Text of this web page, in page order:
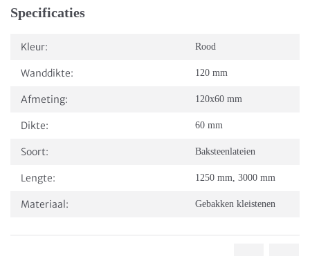
Specificaties
Kleur: Rood
Wanddikte: 120 mm
Afmeting: 120x60 mm
Dikte: 60 mm
Soort: Baksteenlateien
Lengte: 1250 mm,3000 mm
Materiaal: Gebakken kleistenen